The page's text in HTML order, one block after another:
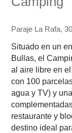
Paraje La Rafa,
Situado en un
Bullas, el
al aire libre en
con 100
agua y TV) y
restaurante y
destino ideal